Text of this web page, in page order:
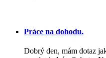
Práce na dohodu.
Dobrý den, mám dotaz